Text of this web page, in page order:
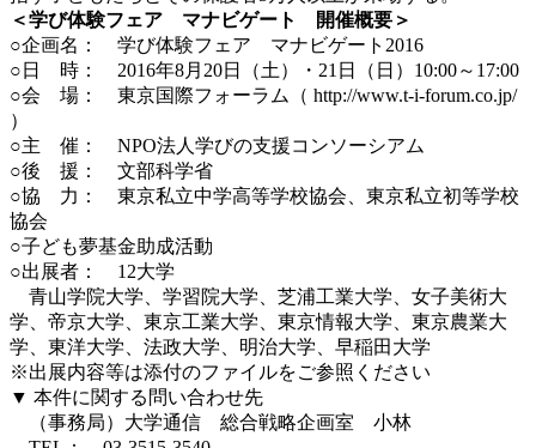
＜学び体験フェア マナビゲート 開催概要＞
○企画名： 学び体験フェア マナビゲート2016
○日 時： 2016年8月20日（土）・21日（日）10:00～17:00
○会 場： 東京国際フォーラム（ http://www.t-i-forum.co.jp/
）
○主 催： NPO法人学びの支援コンソーシアム
○後 援： 文部科学省
○協 力： 東京私立中学高等学校協会、東京私立初等学校
協会
○子ども夢基金助成活動
○出展者： 12大学
青山学院大学、学習院大学、芝浦工業大学、女子美術大
学、帝京大学、東京工業大学、東京情報大学、東京農業大
学、東洋大学、法政大学、明治大学、早稲田大学
※出展内容等は添付のファイルをご参照ください
▼ 本件に関する問い合わせ先
（事務局）大学通信 総合戦略企画室 小林